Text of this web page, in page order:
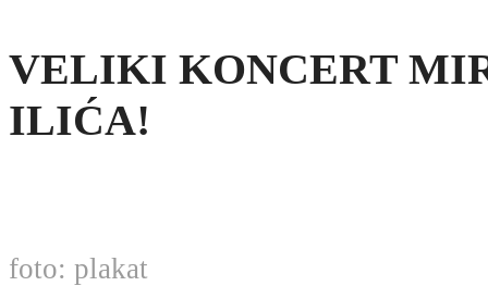
VELIKI KONCERT
ILIĆA!
foto: plakat